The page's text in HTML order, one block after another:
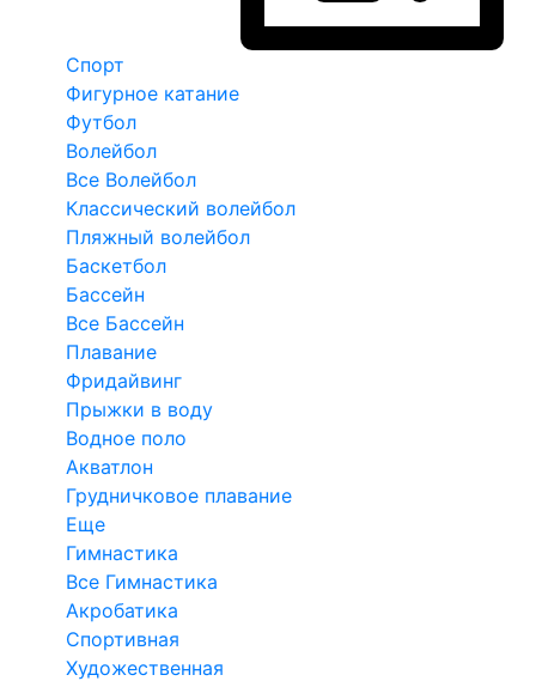
Спорт
Фигурное катание
Футбол
Волейбол
Все Волейбол
Классический волейбол
Пляжный волейбол
Баскетбол
Бассейн
Все Бассейн
Плавание
Фридайвинг
Прыжки в воду
Водное поло
Акватлон
Грудничковое плавание
Еще
Гимнастика
Все Гимнастика
Акробатика
Спортивная
Художественная